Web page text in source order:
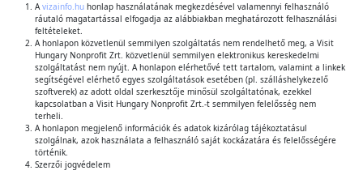
Avizainfo.huhonlap használatának megkezdésével valamennyi felhasználó
ráutaló magatartással elfogadja az alábbiakban meghatározott felhasználási
feltételeket.
A honlapon közvetlenül semmilyen szolgáltatás nem rendelhető meg, a Visit
Hungary Nonprofit Zrt. közvetlenül semmilyen elektronikus kereskedelmi
szolgáltatást nem nyújt. A honlapon elérhetővé tett tartalom, valamint a linkek
segítségével elérhető egyes szolgáltatások esetében (pl. szálláshelykezelő
szoftverek) az adott oldal szerkesztője minősül szolgáltatónak, ezekkel
kapcsolatban a Visit Hungary Nonprofit Zrt.-t semmilyen felelősség nem
terheli.
A honlapon megjelenő információk és adatok kizárólag tájékoztatásul
szolgálnak, azok használata a felhasználó saját kockázatára és felelősségére
történik.
Szerzői jogvédelem